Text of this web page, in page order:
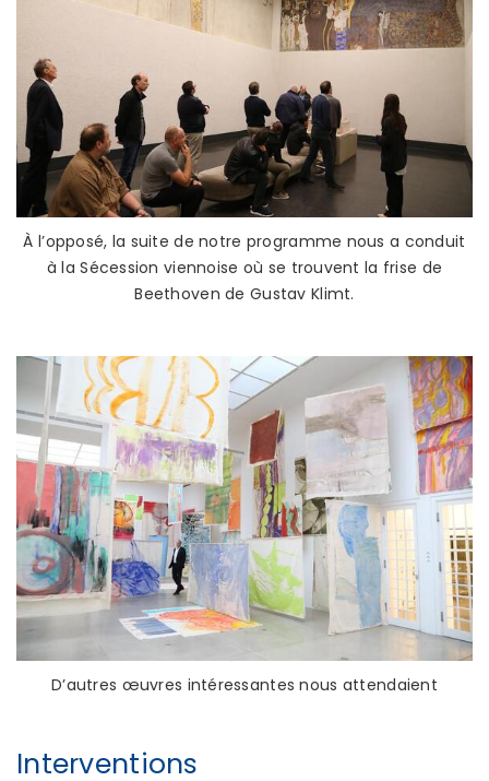
À l’opposé, la suite de notre programme nous a conduit
à la Sécession viennoise où se trouvent la frise de
Beethoven de Gustav Klimt.
D’autres œuvres intéressantes nous attendaient
Interventions